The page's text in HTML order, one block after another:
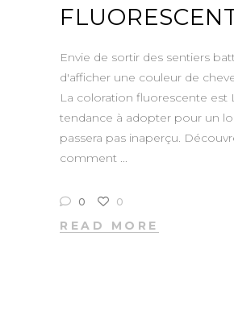
Envie de sortir des sentiers
d'afficher une couleur de
La coloration fluorescente est
tendance à adopter pour un
passera pas inaperçu.
comment
0 0
READ MORE